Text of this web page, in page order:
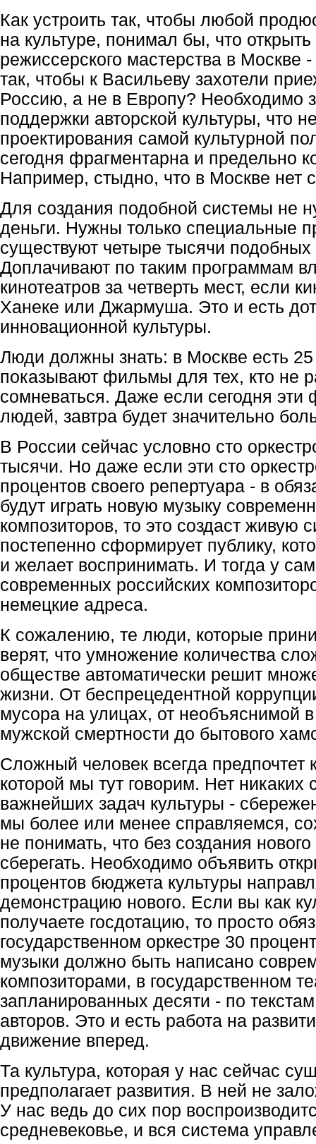
Как устроить так, чтобы любой
на культуре, понимал бы, что
режиссерского мастерства в Москве
так, чтобы к Васильеву захотели
Россию, а не в Европу? Необходимо
поддержки авторской культуры, что
проектирования самой культурной
сегодня фрагментарна и предельно
Например, стыдно, что в Москве нет
Для создания подобной системы не
деньги. Нужны только специальные
существуют четыре тысячи подобных
Доплачивают по таким программам
кинотеатров за четверть мест, если
Ханеке или Джармуша. Это и есть
инновационной культуры.
Люди должны знать: в Москве есть 25
показывают фильмы для тех, кто не
сомневаться. Даже если сегодня
людей, завтра будет значительно
В России сейчас условно сто
тысячи. Но даже если эти сто
процентов своего репертуара - в
будут играть новую музыку
композиторов, то это создаст живую
постепенно сформирует публику,
и желает воспринимать. И тогда у
современных российских
немецкие адреса.
К сожалению, те люди, которые
верят, что умножение количества
обществе автоматически решит
жизни. От беспрецедентной
мусора на улицах, от необъяснимой
мужской смертности до бытового
Сложный человек всегда предпочтет
которой мы тут говорим. Нет никаких
важнейших задач культуры -
мы более или менее справляемся,
не понимать, что без создания нового
сберегать. Необходимо объявить
процентов бюджета культуры
демонстрацию нового. Если вы как
получаете госдотацию, то просто
государственном оркестре 30
музыки должно быть написано
композиторами, в государственном
запланированных десяти - по
авторов. Это и есть работа на
движение вперед.
Та культура, которая у нас сейчас
предполагает развития. В ней не
У нас ведь до сих пор
средневековье, и вся система